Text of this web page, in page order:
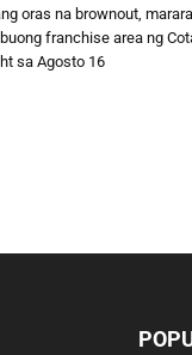
oras na brownout,
franchise area ng
sa Agosto 16